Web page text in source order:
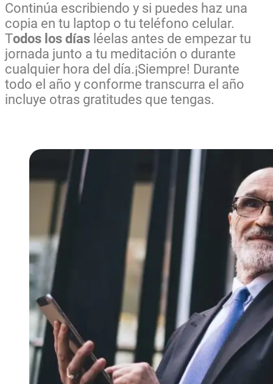
Continúa escribiendo y si puedes haz una
copia en tu laptop o tu teléfono celular.
Todos los días léelas antes de empezar tu
jornada junto a tu meditación o durante
cualquier hora del día.¡Siempre! Durante
todo el año y conforme transcurra el año
incluye otras gratitudes que tengas.